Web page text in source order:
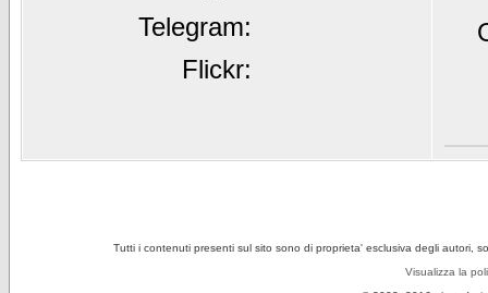
Telegram:
Flickr:
Tutti i contenuti presenti sul sito sono di proprieta' esclusiva degli autori,
Visualizza la